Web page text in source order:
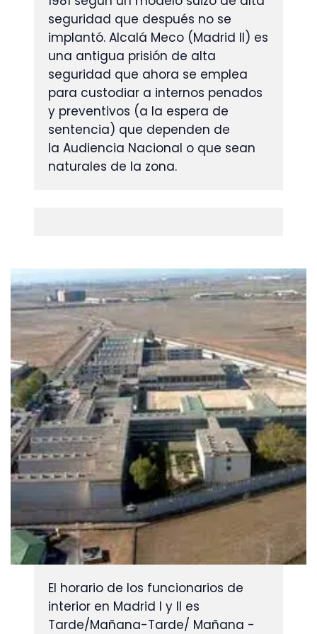
seguridad que después no se
implantó. Alcalá Meco (Madrid II) es
una antigua prisión de alta
seguridad que ahora se emplea
para custodiar a internos penados
y preventivos (a la espera de
sentencia) que dependen de
la Audiencia Nacional o que sean
naturales de la zona.
El horario de los funcionarios de
interior en Madrid I y II es
Tarde/Mañana-Tarde/ Mañana -